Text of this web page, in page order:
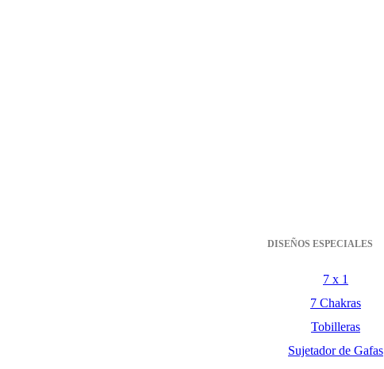
DISEÑOS ESPECIALES
7 x 1
7 Chakras
Tobilleras
Sujetador de Gafas